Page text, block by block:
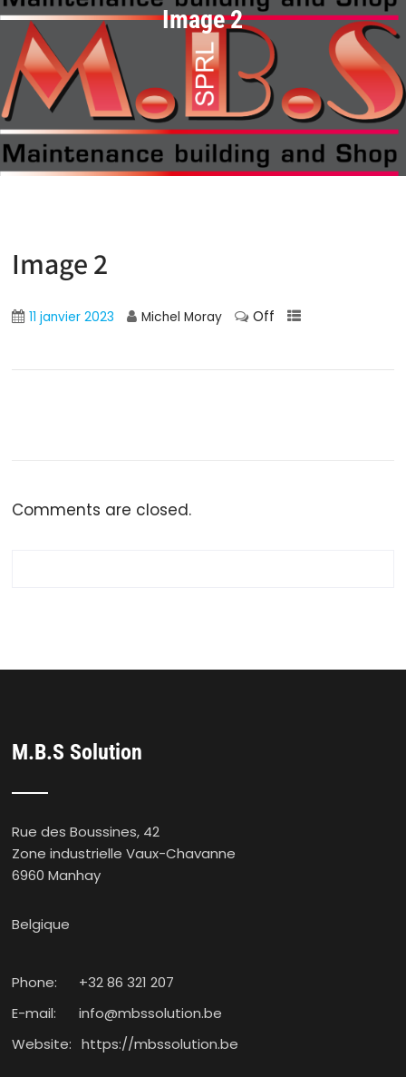
Image 2
Image 2
11 janvier 2023 Michel Moray Off
Comments are closed.
M.B.S Solution
Rue des Boussines, 42
Zone industrielle Vaux-Chavanne
6960 Manhay
Belgique
Phone:
+32 86 321 207
E-mail:
info@mbssolution.be
Website: https://mbssolution.be